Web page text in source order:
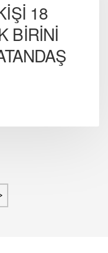
18
BİRİNİ